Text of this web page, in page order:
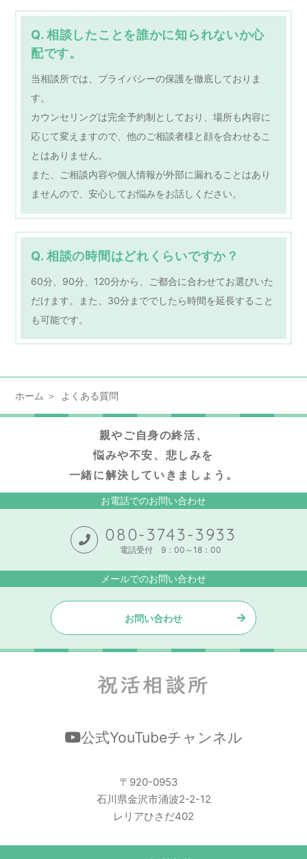
Q. 相談したことを誰かに知られないか心
配です。
当相談所では、プライバシーの保護を徹底しておりま
す。
カウンセリングは完全予約制としており、場所も内容に
応じて変えますので、他のご相談者様と顔を合わせるこ
とはありません。
また、ご相談内容や個人情報が外部に漏れることはあり
ませんので、安心してお悩みをお話しください。
Q. 相談の時間はどれくらいですか？
60分、90分、120分から、ご都合に合わせてお選びいた
だけます。また、30分まででしたら時間を延長すること
も可能です。
ホーム よくある質問
親やご自身の終活、
悩みや不安、悲しみを
一緒に解決していきましょう。
お電話でのお問い合わせ
080-3743-3933
電話受付 9：00～18：00
メールでのお問い合わせ
お問い合わせ
公式YouTubeチャンネル
〒920-0953
石川県金沢市涌波2-2-12
レリアひさだ402